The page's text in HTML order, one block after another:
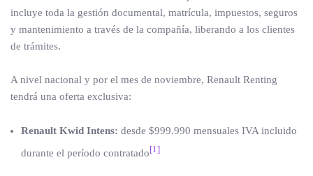
incluye toda la gestión documental, matrícula, impuestos, seguros
y mantenimiento a través de la compañía, liberando a los clientes
de trámites.
A nivel nacional y por el mes de noviembre, Renault Renting
tendrá una oferta exclusiva:
Renault Kwid Intens: desde $999.990 mensuales IVA incluido
durante el período contratado [1]